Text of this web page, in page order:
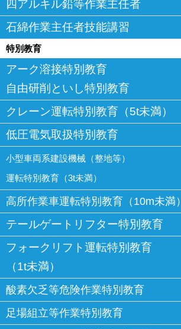
四アルキル鉛等作業主任者
石綿作業主任者技能講習
特別教育
アーク溶接特別教育
自由研削といし特別教育
クレーン運転特別教育（5t未満）
低圧電気取扱特別教育
小型車両系建設機械（整地等）
運転特別教育（3t未満）
高所作業車運転特別教育（10m未満）
テールゲートリフター特別教育
フォークリフト運転特別教育
（1t未満）
酸素欠乏等危険作業特別教育
足場組立等作業特別教育